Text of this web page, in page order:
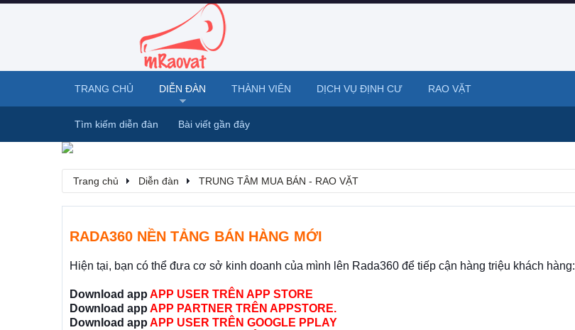
Trang chủ Diễn đàn TRUNG TÂM MUA BÁN - RAO VẶT
RADA360 NỀN TẢNG BÁN HÀNG MỚI
Hiện tại, bạn có thể đưa cơ sở kinh doanh của mình lên Rada360 để tiếp cận hàng triệu khách hàng:
Download app APP USER TRÊN APP STORE
Download app APP PARTNER TRÊN APPSTORE.
Download app APP USER TRÊN GOOGLE PPLAY
TRANG CHỦ DIỄN ĐÀN
Tìm kiếm diễn đàn Bài viết gần đây
THÀNH VIÊN DỊCH VỤ ĐỊNH CƯ RAO VẶT